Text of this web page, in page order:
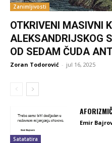
Zanimljivosti
OTKRIVENI MASIVNI
ALEKSANDRIJSKOG
OD SEDAM ČUDA
Zoran Todorović - jul 16, 2025
Satatatira
Emir